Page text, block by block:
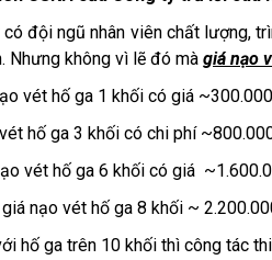
có đội ngũ nhân viên chất lượng,
Nhưng không vì lẽ đó mà giá nạo
vét hố ga 1 khối có giá
hố ga 3 khối có chi phí
vét hố ga 6 khối có giá
nạo vét hố ga 8 khối ~
hố ga trên 10 khối thì công tác